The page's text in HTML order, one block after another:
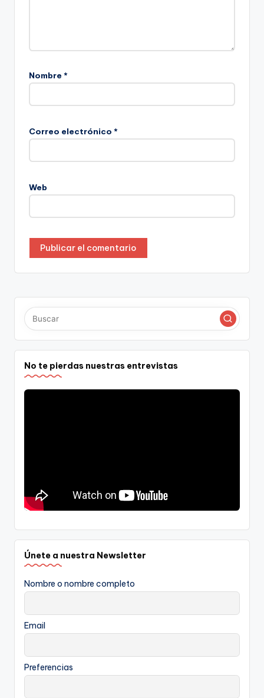
Nombre *
Correo electrónico *
Web
No te pierdas nuestras entrevistas
Únete a nuestra Newsletter
Nombre o nombre completo
Email
Preferencias